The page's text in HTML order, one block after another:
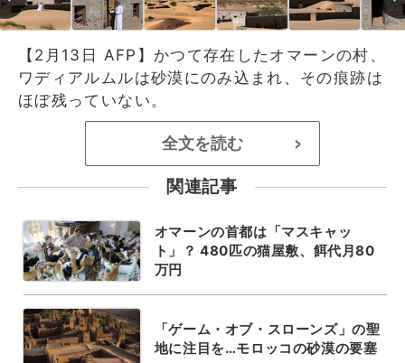
【2月13日 AFP】かつて存在したオマーンの村、
ワディアルムルは砂漠にのみ込まれ、その痕跡は
ほぼ残っていない。
全文を読む >
関連記事
オマーンの首都は「マスキャッ
ト」？ 480匹の猫屋敷、餌代月80
万円
「ゲーム・オブ・スローンズ」の聖
地に注目を…モロッコの砂漠の要塞